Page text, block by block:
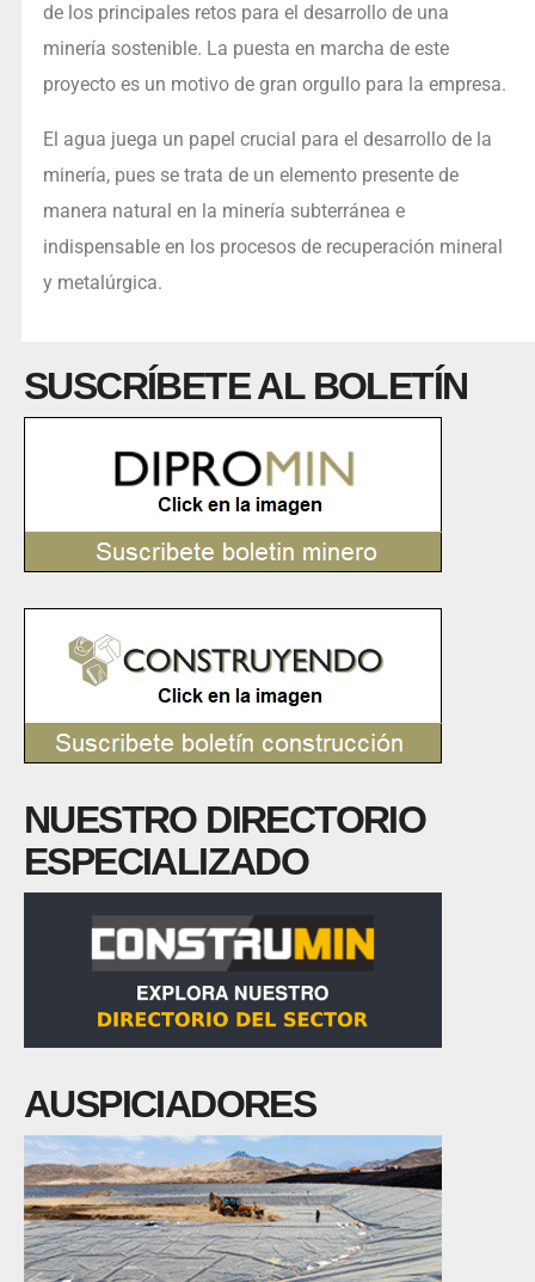
de los principales retos para el desarrollo de una
minería sostenible. La puesta en marcha de este
proyecto es un motivo de gran orgullo para la empresa.
El agua juega un papel crucial para el desarrollo de la
minería, pues se trata de un elemento presente de
manera natural en la minería subterránea e
indispensable en los procesos de recuperación mineral
y metalúrgica.
SUSCRÍBETE AL BOLETÍN
NUESTRO DIRECTORIO
ESPECIALIZADO
AUSPICIADORES